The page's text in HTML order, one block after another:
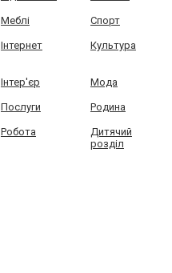
Меблі Спорт
Інтернет Культура
Інтер'єр Мода
Послуги Родина
Робота
Дитячий
розділ